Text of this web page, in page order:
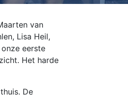
van
Lisa Heil,
eerste
Het harde
De